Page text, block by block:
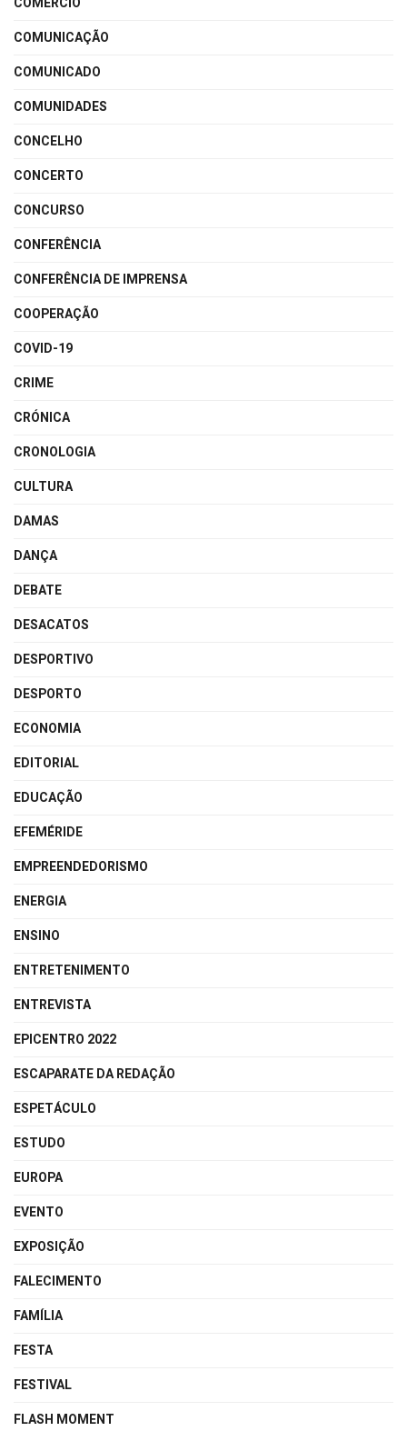
COMUNICAÇÃO
COMUNICADO
COMUNIDADES
CONCELHO
CONCERTO
CONCURSO
CONFERÊNCIA
CONFERÊNCIA DE IMPRENSA
COOPERAÇÃO
COVID-19
CRIME
CRÓNICA
CRONOLOGIA
CULTURA
DAMAS
DANÇA
DEBATE
DESACATOS
DESPORTIVO
DESPORTO
ECONOMIA
EDITORIAL
EDUCAÇÃO
EFEMÉRIDE
EMPREENDEDORISMO
ENERGIA
ENSINO
ENTRETENIMENTO
ENTREVISTA
EPICENTRO 2022
ESCAPARATE DA REDAÇÃO
ESPETÁCULO
ESTUDO
EUROPA
EVENTO
EXPOSIÇÃO
FALECIMENTO
FAMÍLIA
FESTA
FESTIVAL
FLASH MOMENT